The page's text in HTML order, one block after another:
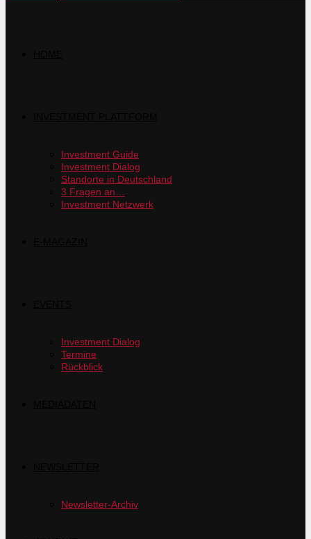
Investment Guide
Investment Dialog
Standorte in Deutschland
3 Fragen an…
Investment Netzwerk
Investment Dialog
Termine
Rückblick
Newsletter-Archiv